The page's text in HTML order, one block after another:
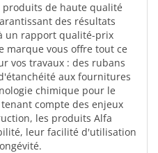
de haute qualité
des résultats
un rapport qualité-prix
marque vous offre tout ce
vos travaux : des rubans
aux fournitures
chimique pour le
compte des enjeux
les produits Alfa
leur facilité d'utilisation